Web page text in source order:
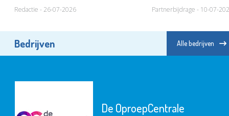
thuis!
Redactie - 26-07-2026 Partnerbijdrage - 10-07-
Bedrijven Alle bedrijven
De OproepCentrale